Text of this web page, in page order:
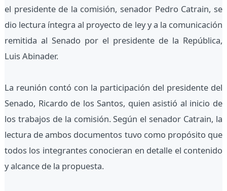
el presidente de la comisión, senador Pedro Catrain, se
dio lectura íntegra al proyecto de ley y a la comunicación
remitida al Senado por el presidente de la República,
Luis Abinader.
La reunión contó con la participación del presidente del
Senado, Ricardo de los Santos, quien asistió al inicio de
los trabajos de la comisión. Según el senador Catrain, la
lectura de ambos documentos tuvo como propósito que
todos los integrantes conocieran en detalle el contenido
y alcance de la propuesta.